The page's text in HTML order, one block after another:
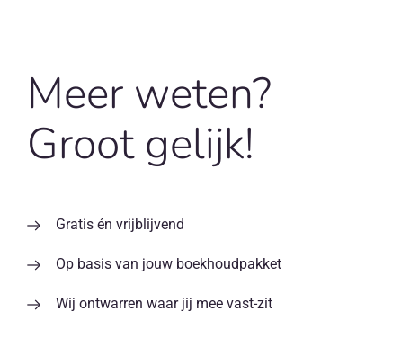
Meer weten?
Groot gelijk!
Gratis én vrijblijvend
Op basis van jouw boekhoudpakket
Wij ontwarren waar jij mee vast-zit